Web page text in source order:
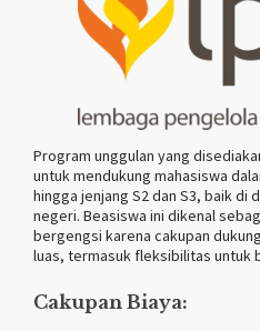
Program unggulan yang
untuk mendukung mahasiswa
hingga jenjang S2 dan S3, baik di
negeri. Beasiswa ini dikenal
bergengsi karena cakupan
luas, termasuk fleksibilitas untuk
Cakupan Biaya: